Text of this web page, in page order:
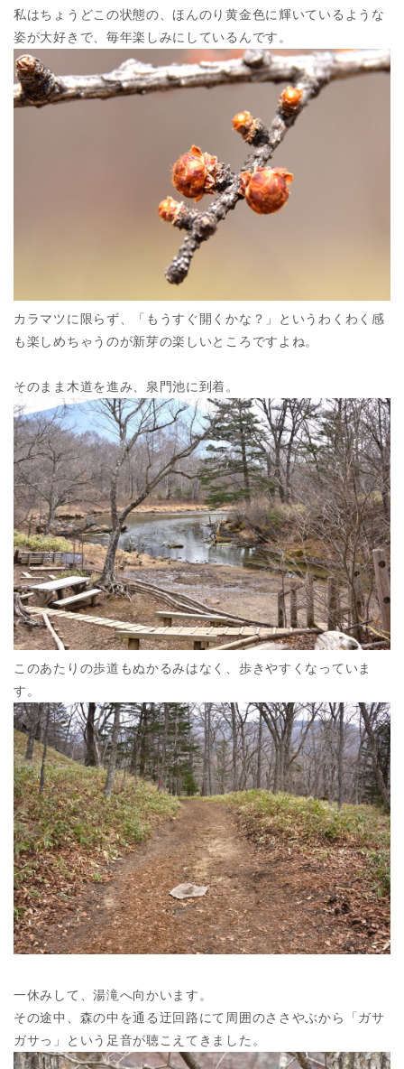
私はちょうどこの状態の、ほんのり黄金色に輝いているような
姿が大好きで、毎年楽しみにしているんです。
カラマツに限らず、「もうすぐ開くかな？」というわくわく感
も楽しめちゃうのが新芽の楽しいところですよね。
そのまま木道を進み、泉門池に到着。
このあたりの歩道もぬかるみはなく、歩きやすくなっていま
す。
一休みして、湯滝へ向かいます。
その途中、森の中を通る迂回路にて周囲のささやぶから「ガサ
ガサっ」という足音が聴こえてきました。